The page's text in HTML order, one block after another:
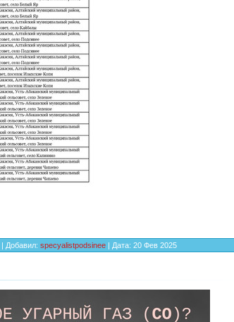
| Добавил: specyalistpodsinee | Дата: 20 Фев 2025